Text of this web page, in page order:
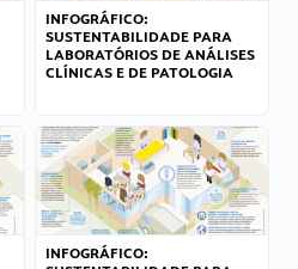
INFOGRÁFICO:
SUSTENTABILIDADE PARA
LABORATÓRIOS DE ANÁLISES
CLÍNICAS E DE PATOLOGIA
INFOGRÁFICO: